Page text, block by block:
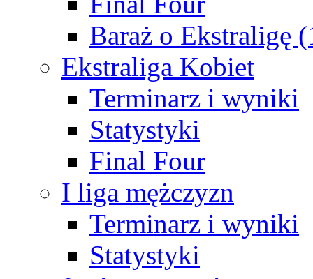
Baraż o Ekstraligę
Ekstraliga Kobiet
Terminarz i wyniki
Statystyki
Final Four
I liga mężczyzn
Terminarz i wyniki
Statystyki